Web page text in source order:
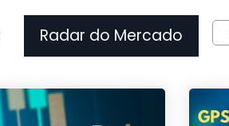
Radar do Mercado